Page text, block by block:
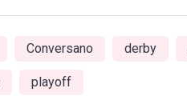
Conversano derby
playoff